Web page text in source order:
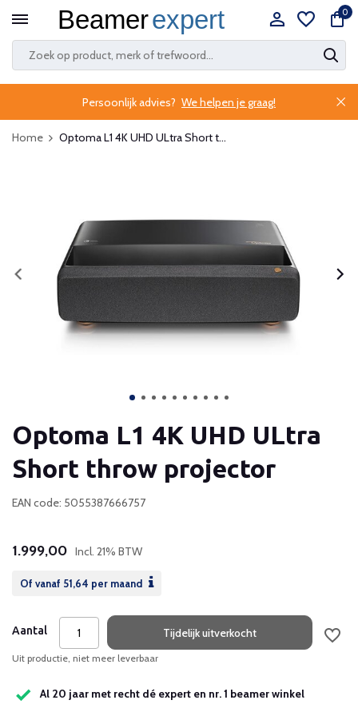
0
Persoonlijk advies? We helpen je graag!
Home Optoma L1 4K UHD ULtra Short t...
Optoma L1 4K UHD ULtra
Short throw projector
EAN code: 5055387666757
1.999,00 Incl. 21% BTW
Of vanaf 51,64 per maand
Aantal Tijdelijk uitverkocht
Uit productie, niet meer leverbaar
Al 20 jaar met recht dé expert en nr. 1 beamer winkel